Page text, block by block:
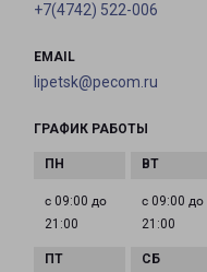
+7(4742) 522-006
EMAIL
lipetsk@pecom.ru
ГРАФИК РАБОТЫ
с 09:00 до
21:00
с 09:00 до
21:00